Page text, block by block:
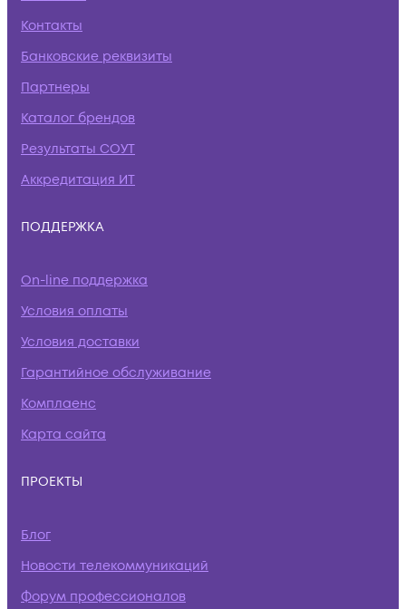
Контакты
Банковские реквизиты
Партнеры
Каталог брендов
Результаты СОУТ
Аккредитация ИТ
ПОДДЕРЖКА
On-line поддержка
Условия оплаты
Условия доставки
Гарантийное обслуживание
Комплаенс
Карта сайта
ПРОЕКТЫ
Блог
Новости телекоммуникаций
Форум профессионалов